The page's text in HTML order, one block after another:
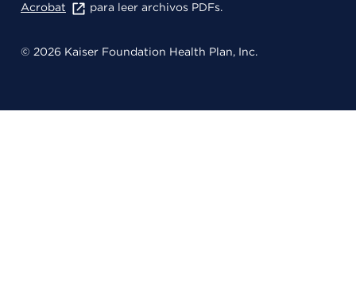
Acrobat
para leer archivos PDFs.
© 2026 Kaiser Foundation Health Plan, Inc.